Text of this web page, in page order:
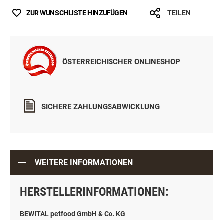
ZUR WUNSCHLISTE HINZUFÜGEN TEILEN
ÖSTERREICHISCHER ONLINESHOP
SICHERE ZAHLUNGSABWICKLUNG
WEITERE INFORMATIONEN
HERSTELLERINFORMATIONEN:
BEWITAL petfood GmbH & Co. KG